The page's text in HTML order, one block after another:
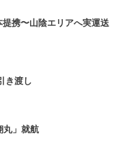
携〜山陰エリアへ実運送
き渡し
丸」就航